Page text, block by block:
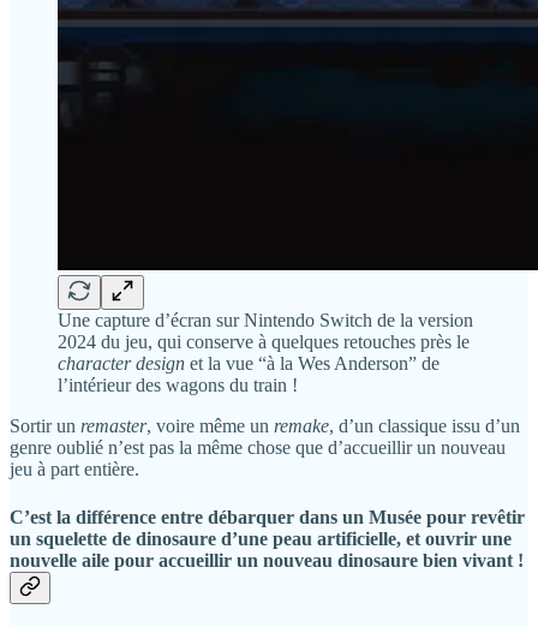
Une capture d’écran sur Nintendo Switch de la version
2024 du jeu, qui conserve à quelques retouches près le
character design et la vue “à la Wes Anderson” de
l’intérieur des wagons du train !
Sortir un remaster, voire même un remake, d’un classique issu d’un
genre oublié n’est pas la même chose que d’accueillir un nouveau
jeu à part entière.
C’est la différence entre débarquer dans un Musée pour revêtir
un squelette de dinosaure d’une peau artificielle, et ouvrir une
nouvelle aile pour accueillir un nouveau dinosaure bien vivant !